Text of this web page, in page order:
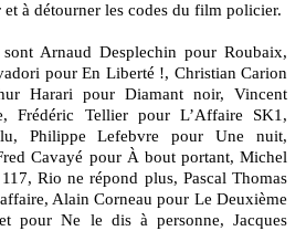
et à détourner les codes du film policier.
sont Arnaud Desplechin pour Roubaix,
pour En Liberté !, Christian Carion
Harari pour Diamant noir, Vincent
Frédéric Tellier pour L’Affaire SK1,
Philippe Lefebvre pour Une nuit,
Cavayé pour À bout portant, Michel
Rio ne répond plus, Pascal Thomas
Alain Corneau pour Le Deuxième
pour Ne le dis à personne, Jacques